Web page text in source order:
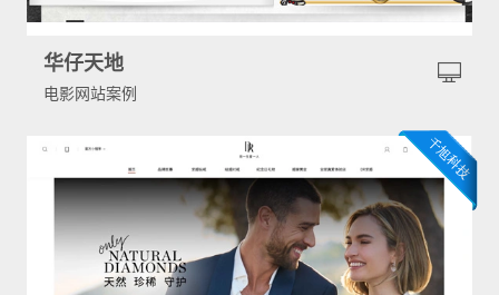
华仔天地
电影网站案例